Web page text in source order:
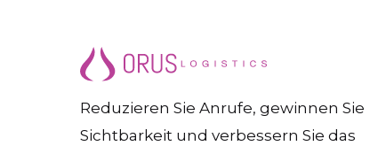
Reduzieren Sie Anrufe, gewinnen Sie
Sichtbarkeit und verbessern Sie das